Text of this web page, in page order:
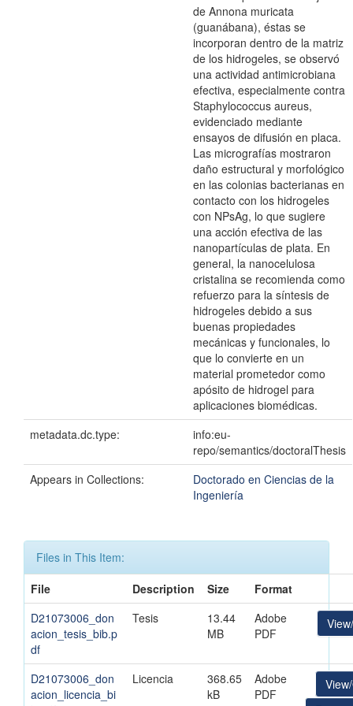
de Annona muricata
(guanábana), éstas se
incorporan dentro de la matriz
de los hidrogeles, se observó
una actividad antimicrobiana
efectiva, especialmente contra
Staphylococcus aureus,
evidenciado mediante
ensayos de difusión en placa.
Las micrografías mostraron
daño estructural y morfológico
en las colonias bacterianas en
contacto con los hidrogeles
con NPsAg, lo que sugiere
una acción efectiva de las
nanopartículas de plata. En
general, la nanocelulosa
cristalina se recomienda como
refuerzo para la síntesis de
hidrogeles debido a sus
buenas propiedades
mecánicas y funcionales, lo
que lo convierte en un
material prometedor como
apósito de hidrogel para
aplicaciones biomédicas.
metadata.dc.type:
info:eu-
repo/semantics/doctoralThesis
Appears in Collections:
Doctorado en Ciencias de la
Ingeniería
Files in This Item:
File
Description Size
Format
D21073006_don
acion_tesis_bib.p
df
Tesis
13.44
MB
Adobe
PDF
D21073006_don
acion_licencia_bi
Licencia
368.65
kB
Adobe
PDF